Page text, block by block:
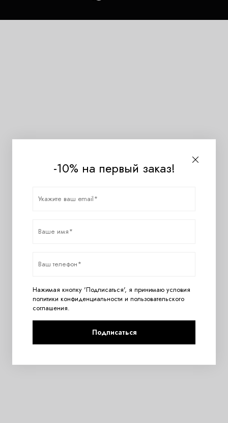
-10% на первый заказ!
Нажимая кнопку 'Подписаться', я принимаю условия
политики конфиденциальности и пользовательского
соглашения.
Подписаться